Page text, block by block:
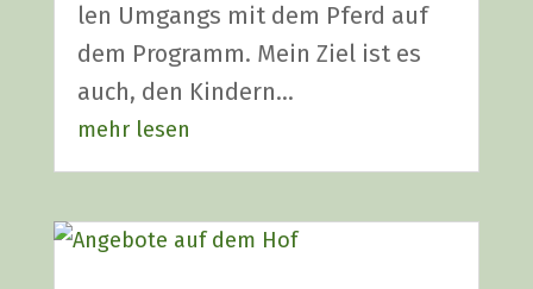
len Umgangs mit dem Pferd auf
dem Pro­gramm. Mein Ziel ist es
auch, den Kin­dern…
mehr lesen